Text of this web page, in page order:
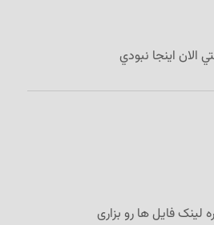
لینک فایل ها رو بزاری